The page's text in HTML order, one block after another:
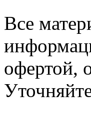
Все
офертой,